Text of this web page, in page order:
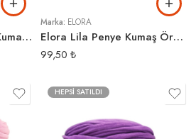
Elora Açik Lila Penye Kumaş İp
Marka: ELORA
Elora Lila Penye Kumaş Örgü İpi
99,50 ₺
HEPSI SATILDI